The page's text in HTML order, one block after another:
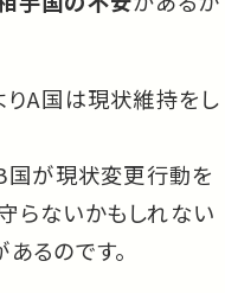
りA国は現状維持をし
国が現状変更行動を
らないかもしれない
るのです。